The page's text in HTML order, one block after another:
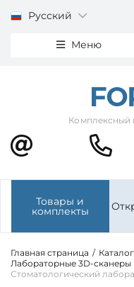
Русский
Меню
Комплексный
Товары и
комплекты
Главная страница /
Лабораторные 3D-сканеры
Стоматологический